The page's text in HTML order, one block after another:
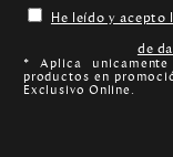
He leído y
de
* Aplica
productos en
Exclusivo Online.